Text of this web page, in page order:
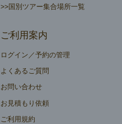
>>国別ツアー集合場所一覧
ご利用案内
ログイン／予約の管理
よくあるご質問
お問い合わせ
お見積もり依頼
ご利用規約